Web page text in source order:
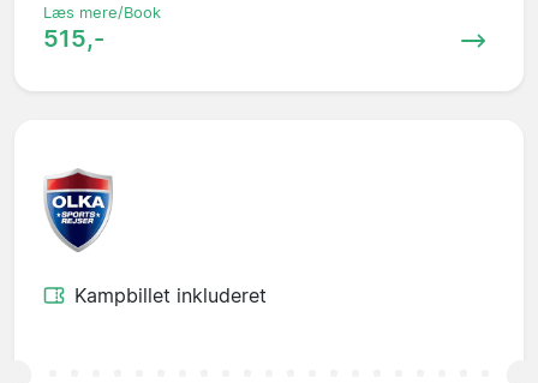
Læs mere/Book
515,-
Kampbillet inkluderet